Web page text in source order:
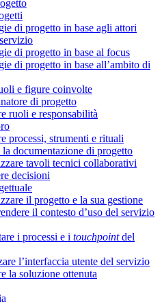
di progetto in base agli attori
di progetto in base al focus
di progetto in base all’ambito di
e figure coinvolte
di progetto
ruoli e responsabilità
processi, strumenti e rituali
documentazione di progetto
tavoli tecnici collaborativi
decisioni
il progetto e la sua gestione
il contesto d’uso del servizio
i processi e i touchpointdel
l’interfaccia utente del servizio
la soluzione ottenuta